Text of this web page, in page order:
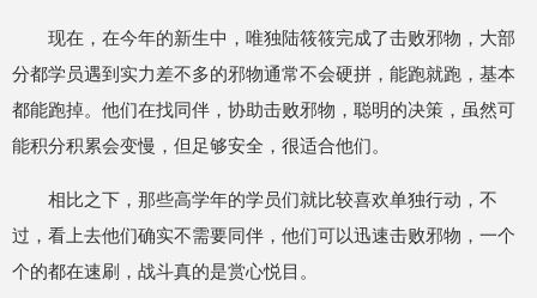
现在，在今年的新生中，唯独陆筱筱完成了击败邪物，大部
分都学员遇到实力差不多的邪物通常不会硬拼，能跑就跑，基本
都能跑掉。他们在找同伴，协助击败邪物，聪明的决策，虽然可
能积分积累会变慢，但足够安全，很适合他们。
相比之下，那些高学年的学员们就比较喜欢单独行动，不
过，看上去他们确实不需要同伴，他们可以迅速击败邪物，一个
个的都在速刷，战斗真的是赏心悦目。